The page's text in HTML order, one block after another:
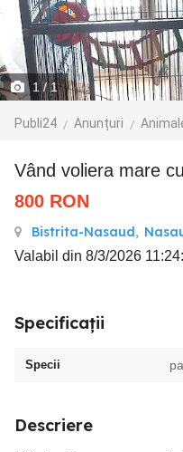
1/ 1
Publi24 Anunțuri
Vând voliera mare
800 RON
Bistrita-Nasaud,
Valabil din 8/3/2026
Specificații
Specii
Descriere